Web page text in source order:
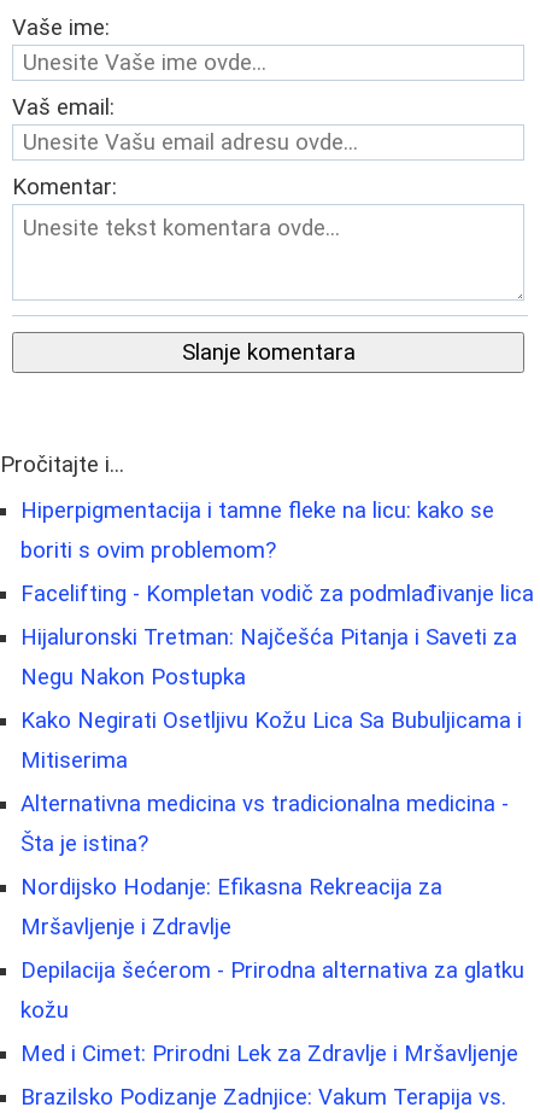
Vaše ime:
Vaš email:
Komentar:
Slanje komentara
Pročitajte i...
Hiperpigmentacija i tamne fleke na licu: kako se
boriti s ovim problemom?
Facelifting - Kompletan vodič za podmlađivanje lica
Hijaluronski Tretman: Najčešća Pitanja i Saveti za
Negu Nakon Postupka
Kako Negirati Osetljivu Kožu Lica Sa Bubuljicama i
Mitiserima
Alternativna medicina vs tradicionalna medicina -
Šta je istina?
Nordijsko Hodanje: Efikasna Rekreacija za
Mršavljenje i Zdravlje
Depilacija šećerom - Prirodna alternativa za glatku
kožu
Med i Cimet: Prirodni Lek za Zdravlje i Mršavljenje
Brazilsko Podizanje Zadnjice: Vakum Terapija vs.